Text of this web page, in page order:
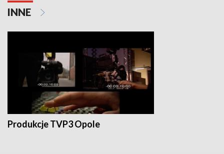
INNE
Produkcje TVP3 Opole